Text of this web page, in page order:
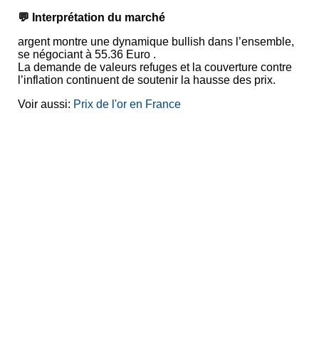
💬 Interprétation du marché
argent montre une dynamique bullish dans l’ensemble,
se négociant à 55.36 Euro .
La demande de valeurs refuges et la couverture contre
l’inflation continuent de soutenir la hausse des prix.
Voir aussi: Prix de l'or en France